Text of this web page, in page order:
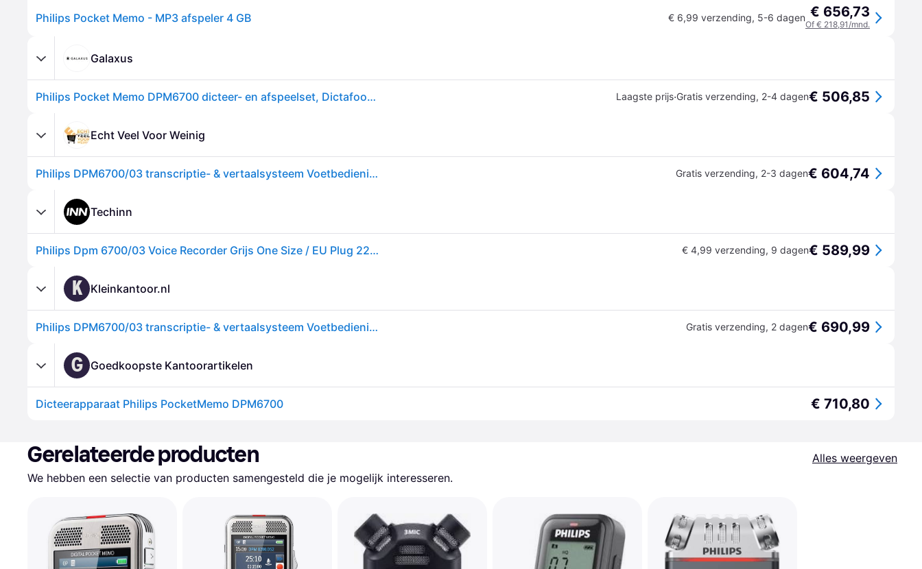
Philips Pocket Memo - MP3 afspeler 4 GB € 6,99 verzending, 5-6 dagen € 656,73
Of € 218,91/mnd.
Galaxus
Philips Pocket Memo DPM6700 dicteer- en afspeelset, Dictafoon, Zilver Laagste prijs·Gratis verzending, 2-4 dagen€ 506,85
Echt Veel Voor Weinig
Philips DPM6700/03 transcriptie- & vertaalsysteem Voetbedieningseenheid Gratis verzending, 2-3 dagen€ 604,74
Techinn
Philips Dpm 6700/03 Voice Recorder Grijs One Size / EU Plug 220V € 4,99 verzending, 9 dagen€ 589,99
K Kleinkantoor.nl
Philips DPM6700/03 transcriptie- & vertaalsysteem Voetbedieningseenheid Gratis verzending, 2 dagen€ 690,99
G Goedkoopste Kantoorartikelen
Dicteerapparaat Philips PocketMemo DPM6700 € 710,80
Gerelateerde producten
Alles weergeven
We hebben een selectie van producten samengesteld die je mogelijk interesseren.